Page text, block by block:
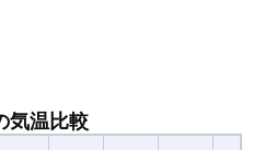
気温比較